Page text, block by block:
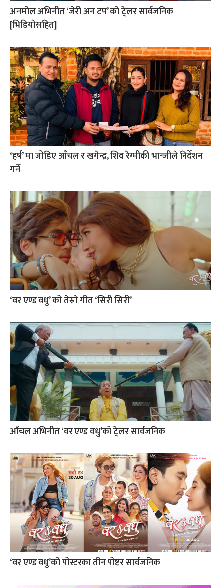
अनमोल अभिनीत ‘जेरी अन टप’ को ट्रेलर सार्वजनिक
[भिडियाेसहित]
‘हर्ष’ मा जोडिए आँचल र खगेन्द्र, शिव रेग्मीकी भान्जीले निर्देशन
गर्ने
‘वर एण्ड वधु’ को तेस्रो गीत ‘सिरी सिरी’
आँचल अभिनीत ‘वर एण्ड वधु’को ट्रेलर सार्वजनिक
‘वर एण्ड वधु’को पोस्टरका तीन पोष्टर सार्वजनिक